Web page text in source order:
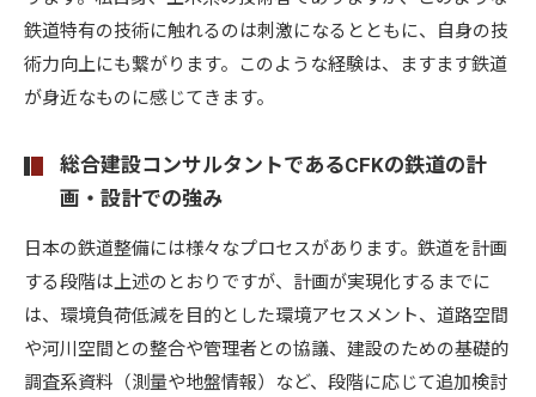
鉄道特有の技術に触れるのは刺激になるとともに、自身の技
術力向上にも繋がります。このような経験は、ますます鉄道
が身近なものに感じてきます。
総合建設コンサルタントであるCFKの鉄道の計
画・設計での強み
日本の鉄道整備には様々なプロセスがあります。鉄道を計画
する段階は上述のとおりですが、計画が実現化するまでに
は、環境負荷低減を目的とした環境アセスメント、道路空間
や河川空間との整合や管理者との協議、建設のための基礎的
調査系資料（測量や地盤情報）など、段階に応じて追加検討